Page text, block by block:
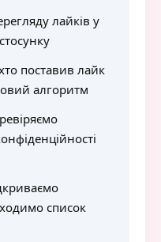
лайків у
поставив лайк
алгоритм
список